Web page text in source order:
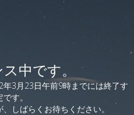
中です。
3月23日午前9時までには終了す
す。
しばらくお待ちください。